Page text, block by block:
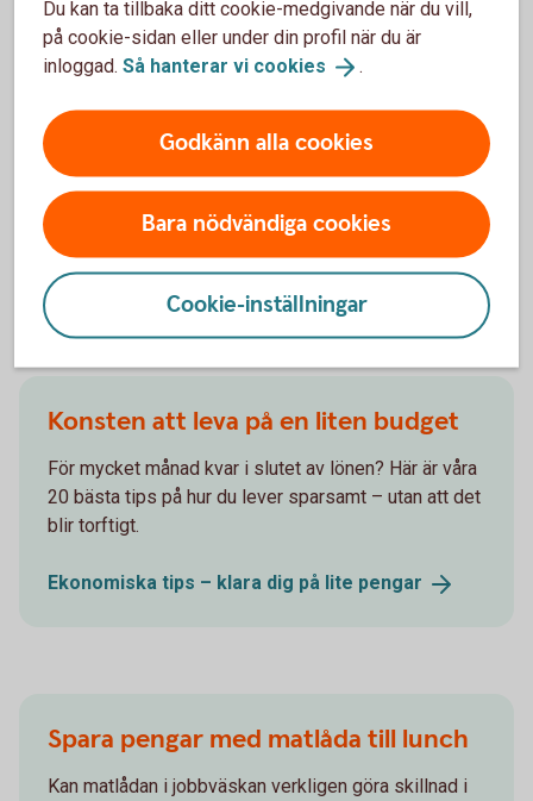
Sista punkten är inte ett ekonomitips, men är ändå värt
massor. Det finaste du kan skänka är en tanke till de
eller en julhälsning.
God och ettGottNytt
Andra läser också
Konsten att leva på en liten budget
För mycket månad kvar i slutet av lönen? Här är våra
20 bästa tips på hur du lever sparsamt – utan att det
blir torftigt.
Ekonomiska tips – klara dig på lite pengar
Spara pengar med matlåda till lunch
Kan matlådan i jobbväskan verkligen göra skillnad i
Du kan ta tillbaka ditt cookie-medgivande när du vill,
på cookie-sidan eller under din profil när du är
inloggad. Så hanterar vi cookies .
Godkänn alla cookies
Bara nödvändiga cookies
Cookie-inställningar